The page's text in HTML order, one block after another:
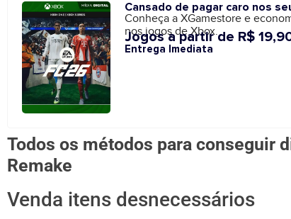
Cansado de pagar caro nos
Conheça a XGamestore e
nos jogos de Xbox.
Jogos a partir de R$
Entrega Imediata
Todos os métodos para conseguir
Remake
Venda itens desnecessários